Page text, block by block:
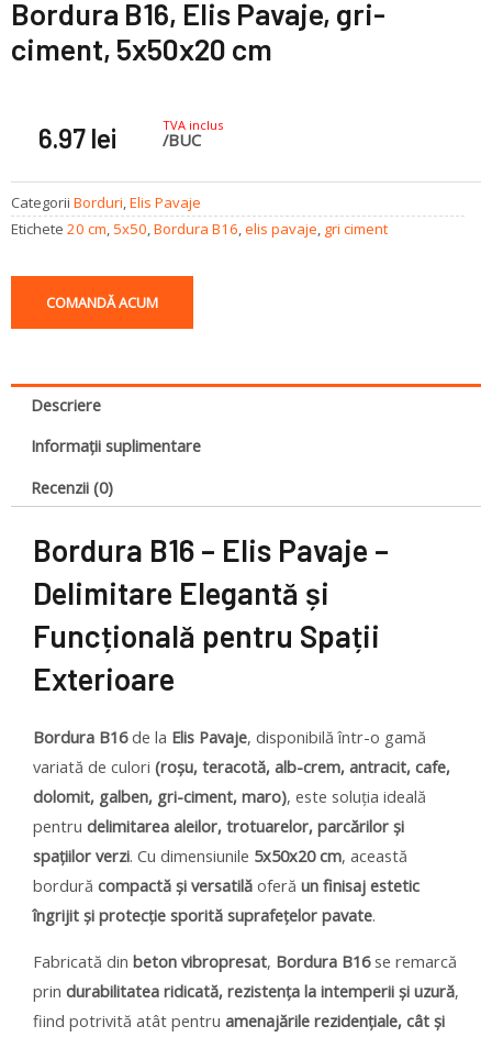
Bordura B16, Elis Pavaje, gri-
ciment, 5x50x20 cm
6.97 lei TVA inclus
/BUC
Categorii Borduri,Elis Pavaje
Etichete 20 cm, 5x50,Bordura B16,elis pavaje, gri ciment
COMANDĂ ACUM
Descriere
Informații suplimentare
Recenzii (0)
Bordura B16 – Elis Pavaje –
Delimitare Elegantă și
Funcțională pentru Spații
Exterioare
Bordura B16de la Elis Pavaje, disponibilă într-o gamă
variată de culori (roșu, teracotă, alb-crem, antracit, cafe,
dolomit, galben, gri-ciment, maro), este soluția ideală
pentru delimitarea aleilor, trotuarelor, parcărilor și
spațiilor verzi. Cu dimensiunile 5x50x20 cm, această
bordură compactă și versatilă oferă un finisaj estetic
îngrijit și protecție sporită suprafețelor pavate.
Fabricată din beton vibropresat, Bordura B16se remarcă
prin durabilitatea ridicată, rezistența la intemperii și uzură,
fiind potrivită atât pentru amenajările rezidențiale, cât și